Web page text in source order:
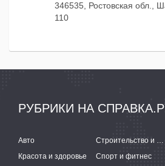
346535, Ростовская обл.,
110
РУБРИКИ НА
Авто Строительство и ремонт
Красота и здоровье
Спорт и фитнес